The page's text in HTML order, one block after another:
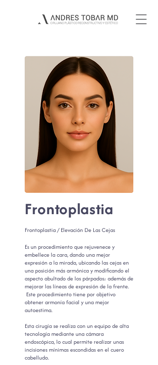
Frontoplastia
Frontoplastia / Elevación De Las Cejas
Es un procedimiento que rejuvenece y
embellece la cara, dando una mejor
expresión a la mirada, ubicando las cejas en
una posición más armónica y modificando el
aspecto abultado de los párpados; además de
mejorar las líneas de expresión de la frente.
Este procedimiento tiene por objetivo
obtener armonía facial y una mejor
autoestima.
Esta cirugía se realiza con un equipo de alta
tecnología mediante una cámara
endoscópica, lo cual permite realizar unas
incisiones mínimas escondidas en el cuero
cabelludo.